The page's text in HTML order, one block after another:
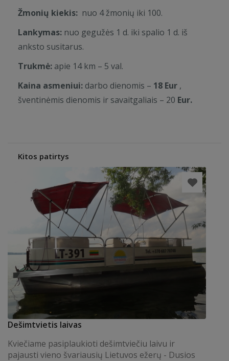
Žmonių kiekis: nuo 4 žmonių iki 100.
Lankymas: nuo gegužės 1 d. iki spalio 1 d. iš
anksto susitarus.
Trukmė: apie 14 km – 5 val.
Kaina asmeniui: darbo dienomis – 18 Eur ,
šventinėmis dienomis ir savaitgaliais – 20 Eur.
Kitos patirtys
Dešimtvietis laivas
Kviečiame pasiplaukioti dešimtviečiu laivu ir
pajausti vieno švariausių Lietuvos ežerų - Dusios